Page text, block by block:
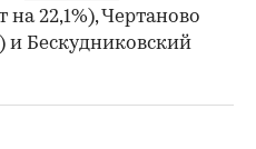
22,1%), Чертаново
и Бескудниковский